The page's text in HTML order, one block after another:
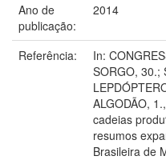
Ano de
publicação:
2014
Referência:
In:
SORGO, 30.;
ALGODÃO,
cadeias
resumos
Brasileira de